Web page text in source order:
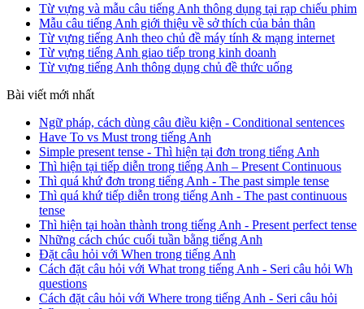
Từ vựng và mẫu câu tiếng Anh thông dụng tại rạp chiếu phim
Mẫu câu tiếng Anh giới thiệu về sở thích của bản thân
Từ vựng tiếng Anh theo chủ đề máy tính & mạng internet
Từ vựng tiếng Anh giao tiếp trong kinh doanh
Từ vựng tiếng Anh thông dụng chủ đề thức uống
Bài viết mới nhất
Ngữ pháp, cách dùng câu điều kiện - Conditional sentences
Have To vs Must trong tiếng Anh
Simple present tense - Thì hiện tại đơn trong tiếng Anh
Thì hiện tại tiếp diễn trong tiếng Anh – Present Continuous
Thì quá khứ đơn trong tiếng Anh - The past simple tense
Thì quá khứ tiếp diễn trong tiếng Anh - The past continuous
tense
Thì hiện tại hoàn thành trong tiếng Anh - Present perfect tense
Những cách chúc cuối tuần bằng tiếng Anh
Đặt câu hỏi với When trong tiếng Anh
Cách đặt câu hỏi với What trong tiếng Anh - Seri câu hỏi Wh
questions
Cách đặt câu hỏi với Where trong tiếng Anh - Seri câu hỏi